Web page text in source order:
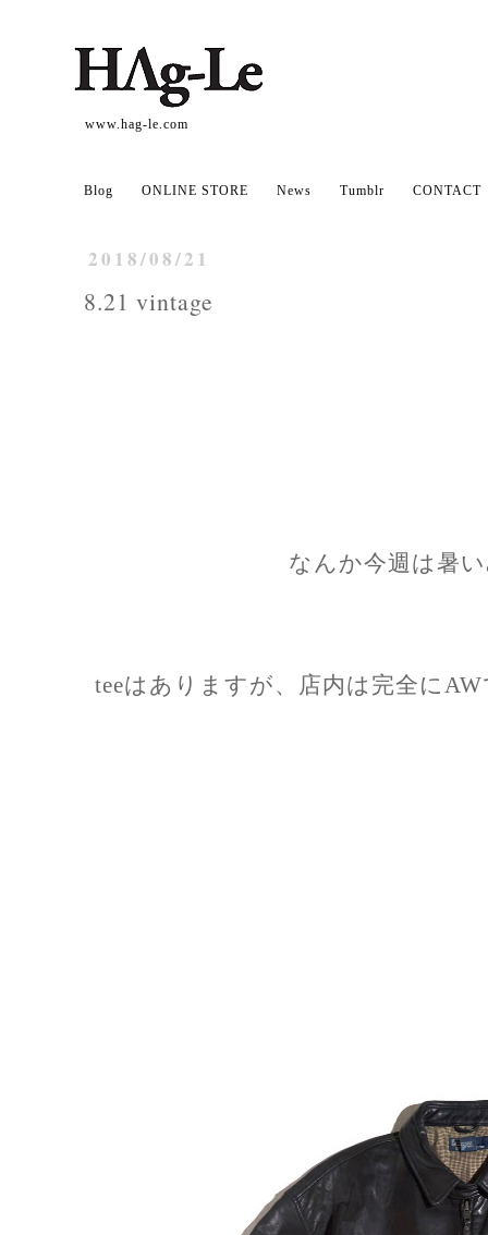
www.hag-le.com
Blog ONLINE STORE News Tumblr CONTACT
2018/08/21
8.21 vintage
なんか今週は暑
teeはありますが、店内は完全に